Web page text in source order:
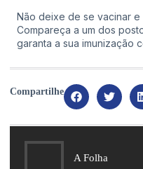
Não deixe de se vacinar
Compareça a um dos
garanta a sua imunização
Compartilhe
A Folha